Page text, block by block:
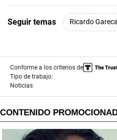
d
s
m
n
u
e
1
1
s
Seguir temas Ricardo Gareca
Conforme a los criterios de
Tipo de trabajo:
Noticias